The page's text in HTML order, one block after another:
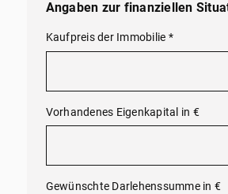
Angaben zur finanziellen
Kaufpreis der Immobilie *
Vorhandenes Eigenkapital in €
Gewünschte Darlehenssumme in €